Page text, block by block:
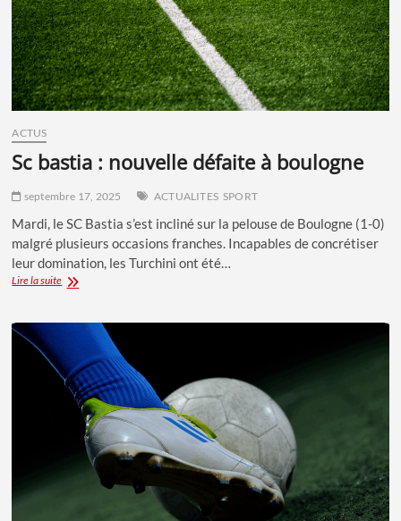
CLASSEMENT
APRÈS
SA
DÉFAITE
À
MONTPELLIER
ACTUS
sc bastia : nouvelle défaite à boulogne
septembre 17, 2025 ACTUALITES SPORT
Mardi, le SC Bastia s’est incliné sur la pelouse de Boulogne (1-0)
malgré plusieurs occasions franches. Incapables de concrétiser
leur domination, les Turchini ont été…
Lire la suiteSC
NOUVELLE
DÉFAITE
À
BOULOGNE